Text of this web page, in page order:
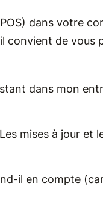
dans votre
convient de vous
dans mon
mises à jour et
il en compte